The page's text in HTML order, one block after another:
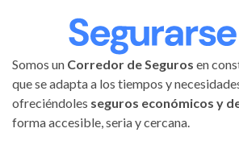
Somos un Corredor de Seguros en
que se adapta a los tiempos y
ofreciéndoles seguros económicos y
forma accesible, seria y cercana.